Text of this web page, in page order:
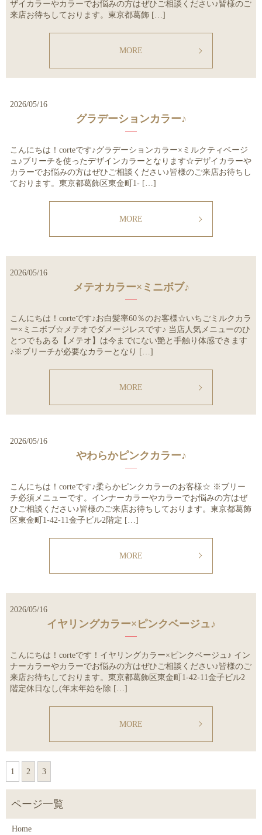
ザイカラーやカラーでお悩みの方はぜひご相談ください♪皆様のご
来店お待ちしております。東京都葛飾 […]
MORE
2026/05/16
グラデーションカラー♪
こんにちは！corteです♪グラデーションカラー×ミルクティベージ
ュ♪ブリーチを使ったデザインカラーとなります☆デザイカラーや
カラーでお悩みの方はぜひご相談ください♪皆様のご来店お待ちし
ております。東京都葛飾区東金町1- […]
MORE
2026/05/16
メテオカラー×ミニボブ♪
こんにちは！corteです♪お白髪率60％のお客様☆いちごミルクカラ
ー×ミニボブ☆メテオでダメージレスです♪ 当店人気メニューのひ
とつでもある【メテオ】は今までにない艶と手触り体感できます
♪※ブリーチが必要なカラーとなり […]
MORE
2026/05/16
やわらかピンクカラー♪
こんにちは！corteです♪柔らかピンクカラーのお客様☆ ※ブリー
チ必須メニューです。インナーカラーやカラーでお悩みの方はぜ
ひご相談ください♪皆様のご来店お待ちしております。東京都葛飾
区東金町1-42-11金子ビル2階定 […]
MORE
2026/05/16
イヤリングカラー×ピンクベージュ♪
こんにちは！corteです！イヤリングカラー×ピンクベージュ♪ イン
ナーカラーやカラーでお悩みの方はぜひご相談ください♪皆様のご
来店お待ちしております。東京都葛飾区東金町1-42-11金子ビル2
階定休日なし(年末年始を除 […]
MORE
1 2 3
Home